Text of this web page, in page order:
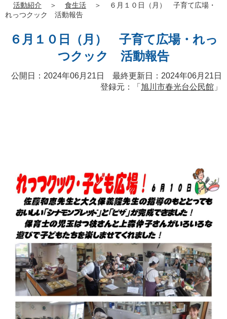
活動紹介
＞ 食生活 ＞
６月１０日（月） 子育て広場・
れっつクック 活動報告
６月１０日（月） 子育て広場・れっ
つクック 活動報告
公開日：2024年06月21日 最終更新日：2024年06月21日
登録元：「 旭川市春光台公民館 」